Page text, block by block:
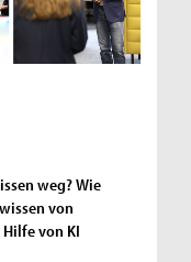
weg? Wie
von
von KI